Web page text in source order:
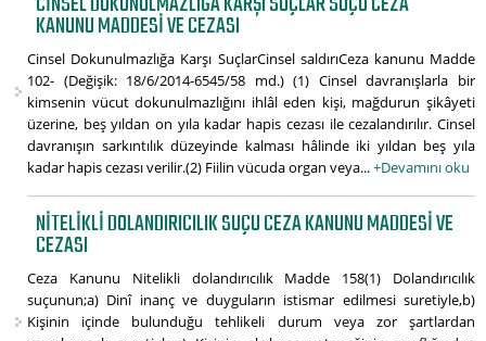
KANUNU MADDESI VE CEZASI
Cinsel Dokunulmazlığa Karşı SuçlarCinsel saldırıCeza kanunu Madde
102- (Değişik: 18/6/2014-6545/58 md.) (1) Cinsel davranışlarla bir
kimsenin vücut dokunulmazlığını ihlâl eden kişi, mağdurun şikâyeti
üzerine, beş yıldan on yıla kadar hapis cezası ile cezalandırılır. Cinsel
davranışın sarkıntılık düzeyinde kalması hâlinde iki yıldan beş yıla
kadar hapis cezası verilir.(2) Fiilin vücuda organ veya...+Devamını oku
NITELIKLI DOLANDIRICILIK SUÇU CEZA KANUNU MADDESI VE
CEZASI
Ceza Kanunu Nitelikli dolandırıcılık Madde 158(1) Dolandırıcılık
suçunun;a) Dinî inanç ve duyguların istismar edilmesi suretiyle,b)
Kişinin içinde bulunduğu tehlikeli durum veya zor şartlardan